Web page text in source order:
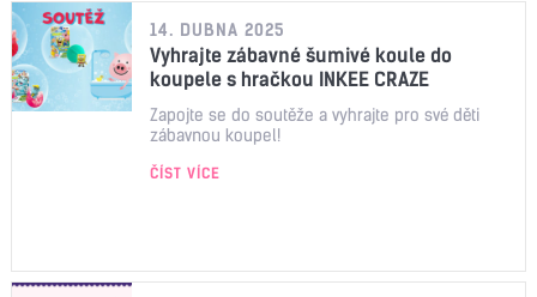
14. DUBNA 2025
Vyhrajte zábavné šumivé koule do
koupele s hračkou INKEE CRAZE
Zapojte se do soutěže a vyhrajte pro své děti
zábavnou koupel!
ČÍST VÍCE